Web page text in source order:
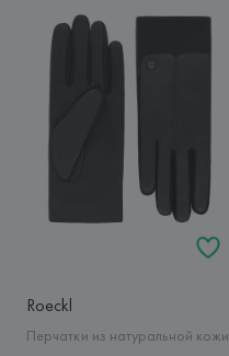
Roeckl
Перчатки из натуральной кожи